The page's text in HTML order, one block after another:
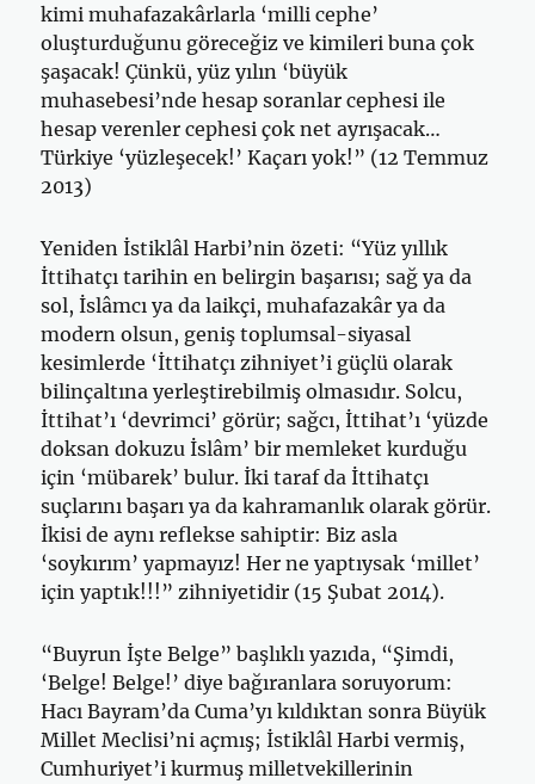
kimi muhafazakârlarla ‘milli cephe’
oluşturduğunu göreceğiz ve kimileri buna çok
şaşacak! Çünkü, yüz yılın ‘büyük
muhasebesi’nde hesap soranlar cephesi ile
hesap verenler cephesi çok net ayrışacak…
Türkiye ‘yüzleşecek!’ Kaçarı yok!” (12 Temmuz
2013)
Yeniden İstiklâl Harbi’nin özeti: “Yüz yıllık
İttihatçı tarihin en belirgin başarısı; sağ ya da
sol, İslâmcı ya da laikçi, muhafazakâr ya da
modern olsun, geniş toplumsal-siyasal
kesimlerde ‘İttihatçı zihniyet’i güçlü olarak
bilinçaltına yerleştirebilmiş olmasıdır. Solcu,
İttihat’ı ‘devrimci’ görür; sağcı, İttihat’ı ‘yüzde
doksan dokuzu İslâm’ bir memleket kurduğu
için ‘mübarek’ bulur. İki taraf da İttihatçı
suçlarını başarı ya da kahramanlık olarak görür.
İkisi de aynı reflekse sahiptir: Biz asla
‘soykırım’ yapmayız! Her ne yaptıysak ‘millet’
için yaptık!!!” zihniyetidir (15 Şubat 2014).
“Buyrun İşte Belge” başlıklı yazıda, “Şimdi,
‘Belge! Belge!’ diye bağıranlara soruyorum:
Hacı Bayram’da Cuma’yı kıldıktan sonra Büyük
Millet Meclisi’ni açmış; İstiklâl Harbi vermiş,
Cumhuriyet’i kurmuş milletvekillerinin